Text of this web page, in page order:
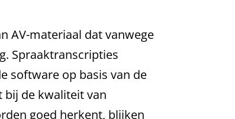
AV-materiaal dat vanwege
Spraaktranscripties
software op basis van de
de kwaliteit van
goed herkent, blijken